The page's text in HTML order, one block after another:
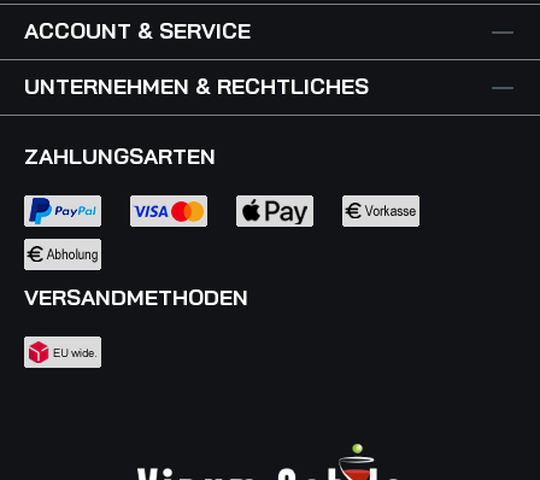
ACCOUNT & SERVICE
UNTERNEHMEN & RECHTLICHES
ZAHLUNGSARTEN
VERSANDMETHODEN